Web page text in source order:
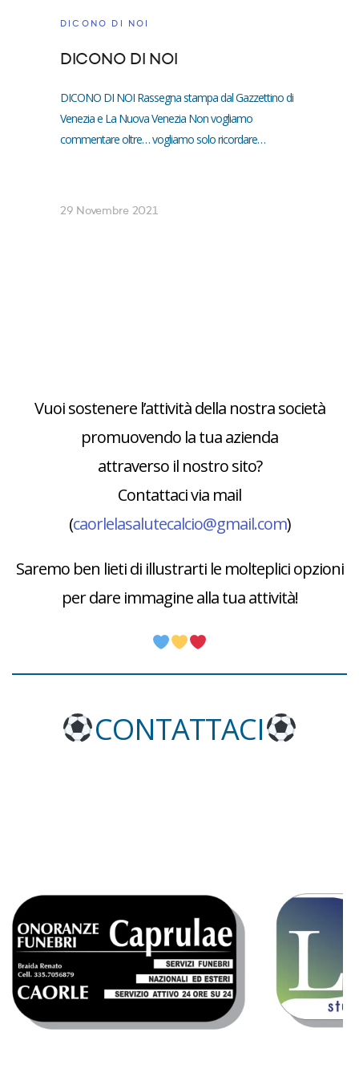
DICONO DI NOI
DICONO DI NOI
DICONO DI NOI Rassegna stampa dal Gazzettino di
Venezia e La Nuova Venezia Non vogliamo
commentare oltre… vogliamo solo ricordare…
29 Novembre 2021
Vuoi sostenere l’attività della nostra società
promuovendo la tua azienda
attraverso il nostro sito?
Contattaci via mail
(caorlelasalutecalcio@gmail.com)
Saremo ben lieti di illustrarti le molteplici opzioni
per dare immagine alla tua attività!
CONTATTACI